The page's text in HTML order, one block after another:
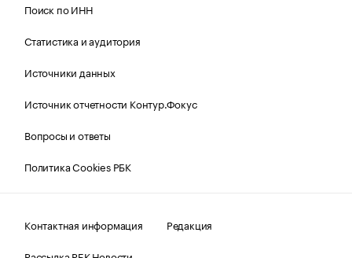
Поиск по ИНН
Статистика и аудитория
Источники данных
Источник отчетности Контур.Фокус
Вопросы и ответы
Политика Cookies РБК
Контактная информация
Редакция